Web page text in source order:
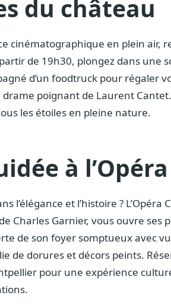
du château
cinématographique en plein air,
de 19h30, plongez dans une
d’un foodtruck pour régaler
poignant de Laurent Cantet.
les étoiles en pleine nature.
à
l’élégance et l’histoire ?
Charles Garnier, vous ouvre ses
de son foyer somptueux avec
de dorures et décors peints.
pour une expérience